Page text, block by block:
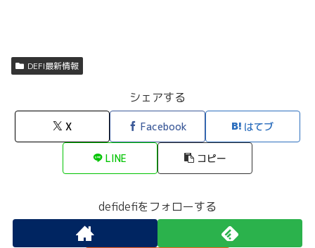
DEFI最新情報
シェアする
X Facebook はてブ
LINE コピー
defidefiをフォローする